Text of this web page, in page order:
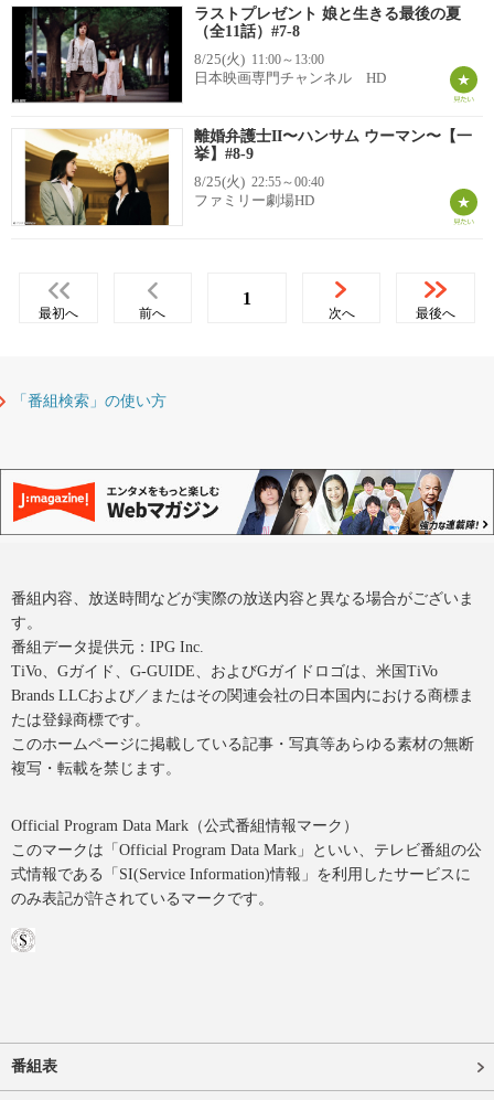
ラストプレゼント 娘と生きる最後の夏
（全11話）#7-8
8/25(火) 11:00～13:00
日本映画専門チャンネル HD
離婚弁護士II〜ハンサム ウーマン〜【一
挙】#8-9
8/25(火) 22:55～00:40
ファミリー劇場HD
最初へ 前へ
1
次へ 最後へ
「番組検索」の使い方
番組内容、放送時間などが実際の放送内容と異なる場合がございま
す。
番組データ提供元：IPG Inc.
TiVo、Gガイド、G-GUIDE、およびGガイドロゴは、米国TiVo
Brands LLCおよび／またはその関連会社の日本国内における商標ま
たは登録商標です。
このホームページに掲載している記事・写真等あらゆる素材の無断
複写・転載を禁じます。
Official Program Data Mark（公式番組情報マーク）
このマークは「Official Program Data Mark」といい、テレビ番組の公
式情報である「SI(Service Information)情報」を利用したサービスに
のみ表記が許されているマークです。
番組表